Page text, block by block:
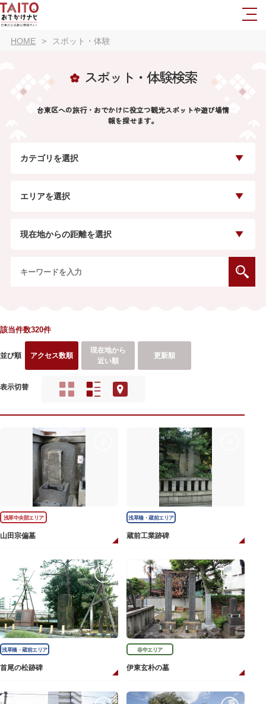
HOME スポット・体験
スポット・体験検索
台東区への旅行・おでかけに役立つ観光スポットや遊び場情
報を探せます。
カテゴリを選択
エリアを選択
現在地からの距離を選択
該当件数320件
並び順 アクセス数順
現在地から
近い順
更新順
表示切替
浅草中央部エリア
山田宗偏墓
浅草橋・蔵前エリア
蔵前工業跡碑
浅草橋・蔵前エリア
首尾の松跡碑
谷中エリア
伊東玄朴の墓